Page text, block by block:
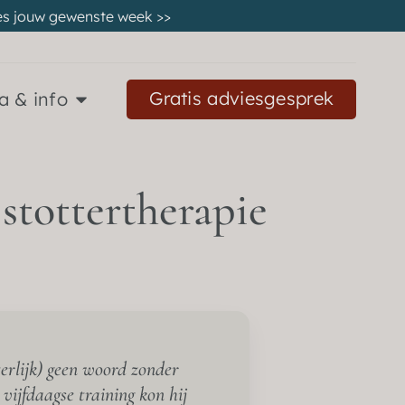
jouw gewenste week >>
& info Gratis adviesgesprek
geen woord zonder
training kon hij